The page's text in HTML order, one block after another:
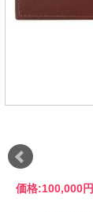
価格:100,000円